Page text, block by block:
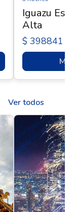
Iguazu
Alta
$ 398841
Ver todos